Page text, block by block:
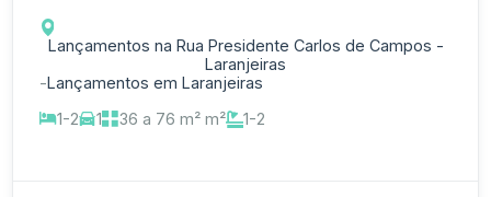
Lançamentos na Rua Presidente Carlos de Campos -
Laranjeiras
-Lançamentos em Laranjeiras
1-2
1 36 a 76 m² m² 1-2